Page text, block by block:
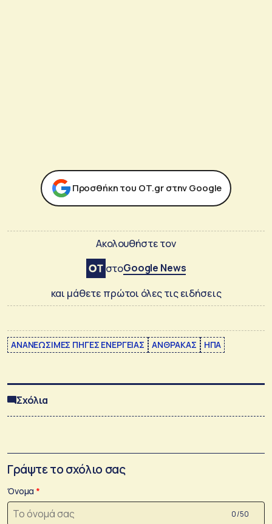
Προσθήκη του ΟΤ.gr στην Google
Ακολουθήστε τον
στοGoogle News
και μάθετε πρώτοι όλες τις ειδήσεις
ΑΝΑΝΕΩΣΙΜΕΣ ΠΗΓΕΣ ΕΝΕΡΓΕΙΑΣ ΑΝΘΡΑΚΑΣ ΗΠΑ
Σχόλια
Γράψτε το σχόλιο σας
Όνομα
0 /50